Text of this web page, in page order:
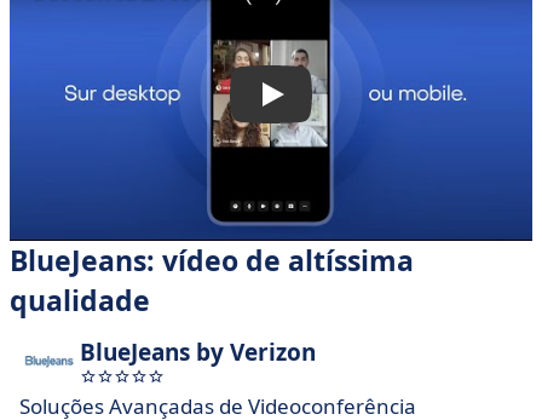
BlueJeans: vídeo de altíssima
qualidade
BlueJeans by Verizon
Soluções Avançadas de Videoconferência